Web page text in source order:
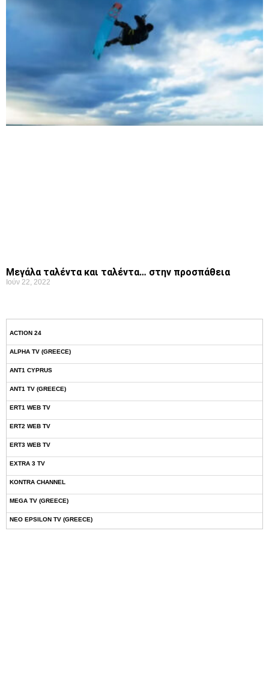
Μεγάλα ταλέντα και ταλέντα… στην προσπάθεια
Ιούν 22, 2022
ACTION 24
ALPHA TV (GREECE)
ANT1 CYPRUS
ANT1 TV (GREECE)
ERT1 WEB TV
ERT2 WEB TV
ERT3 WEB TV
EXTRA 3 TV
KONTRA CHANNEL
MEGA TV (GREECE)
NEO EPSILON TV (GREECE)